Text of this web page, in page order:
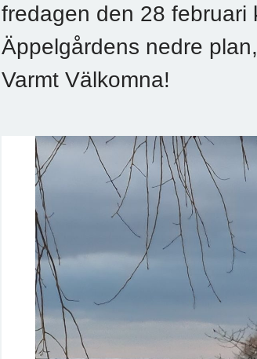
fredagen den 28 februari
Äppelgårdens nedre
Varmt Välkomna!